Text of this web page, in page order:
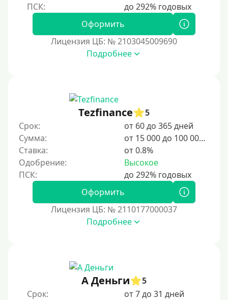
Срок
1 день
2 недели
15 дней
20 дней
21 день
30 дней без процентов
100 дней
Оформить
Лицензия ЦБ: № 2103045009690
Подробнее
Tezfinance
5
Срок:
от 60 до 365 дней
Сумма:
от 15 000 до 100 000 ₽
Ставка:
от 0.8%
Одобрение:
Высокое
Оформить
Лицензия ЦБ: № 2110177000037
Подробнее
А Деньги
5
Срок:
от 7 до 31 дней